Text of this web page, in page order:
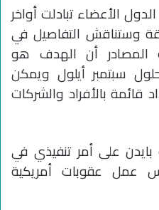
الأعضاء تبادلت أواخر
وستناقش التفاصيل في
المصادر أن الهدف هو
سبتمبر أيلول ويمكن
بالأفراد والشركات
على أمر تنفيذي في
عمل عقوبات أمريكية